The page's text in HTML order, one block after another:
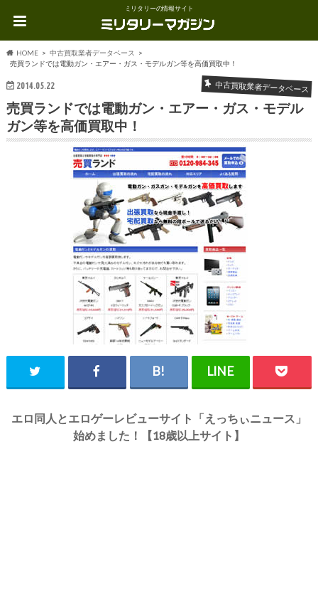
ミリタリーの情報サイト
HOME
中古買取業者データベース
売買ランドでは電動ガン・エアー・ガス・モデルガン等を高価買取中！
2014.05.22 中古買取業者データベース
売買ランドでは電動ガン・エアー・ガス・モデル
ガン等を高価買取中！
エロ同人とエロゲーレビューサイト「えっちぃニュース」
始めました！【18歳以上サイト】